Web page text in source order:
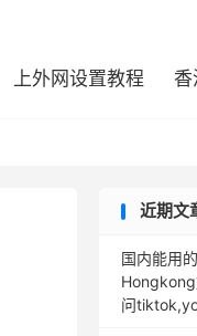
上外网设置教程
近期文
国内能用
问